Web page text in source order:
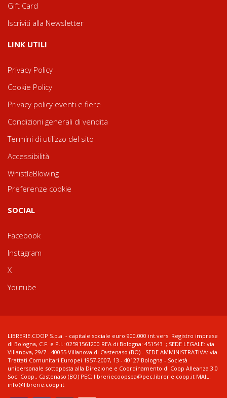
Gift Card
Iscriviti alla Newsletter
LINK UTILI
Privacy Policy
Cookie Policy
Privacy policy eventi e fiere
Condizioni generali di vendita
Termini di utilizzo del sito
Accessibilità
WhistleBlowing
Preferenze cookie
SOCIAL
Facebook
Instagram
X
Youtube
LIBRERIE.COOP S.p.a. - capitale sociale euro 900.000 int.vers. Registro imprese
di Bologna, C.F. e P.I.: 02591561200 REA di Bologna: 451543 ; SEDE LEGALE: via
Villanova, 29/7 - 40055 Villanova di Castenaso (BO) - SEDE AMMINISTRATIVA: via
Trattati Comunitari Europei 1957-2007, 13 - 40127 Bologna - Società
unipersonale sottoposta alla Direzione e Coordinamento di Coop Alleanza 3.0
Soc. Coop., Castenaso (BO) PEC: libreriecoopspa@pec.librerie.coop.it MAIL:
info@librerie.coop.it